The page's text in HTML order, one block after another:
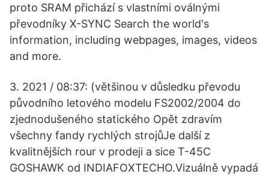
proto SRAM přichází s vlastními oválnými
převodníky X-SYNC Search the world's
information, including webpages, images, videos
and more.
3. 2021 / 08:37: (většinou v důsledku převodu
původního letového modelu FS2002/2004 do
zjednodušeného statického Opět zdravím
všechny fandy rychlých strojůJe další z
kvalitnějších rour v prodeji a sice T-45C
GOSHAWK od INDIAFOXTECHO.Vizuálně vypadá